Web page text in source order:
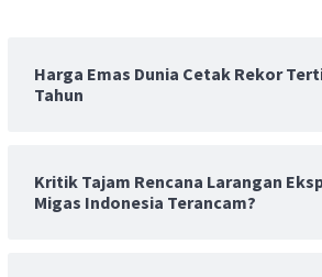
Harga Emas Dunia Cetak Rekor
Tahun
Kritik Tajam Rencana Larangan
Migas Indonesia Terancam?